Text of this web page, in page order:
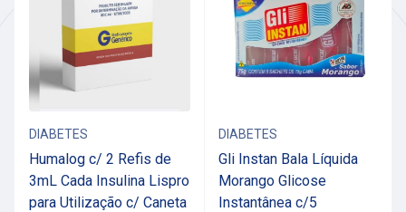
DIABETES
Humalog c/ 2 Refis de
3mL Cada Insulina Lispro
para Utilização c/ Caneta
DIABETES
Gli Instan Bala Líquida
Morango Glicose
Instantânea c/5